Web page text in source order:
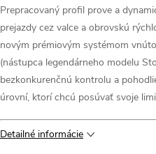
Prepracovaný profil prove a
prejazdy cez valce a obrovskú
novým prémiovým systémom
(nástupca legendárneho modelu
bezkonkurenčnú kontrolu a
úrovní, ktorí chcú posúvať svoje
Detailné informácie